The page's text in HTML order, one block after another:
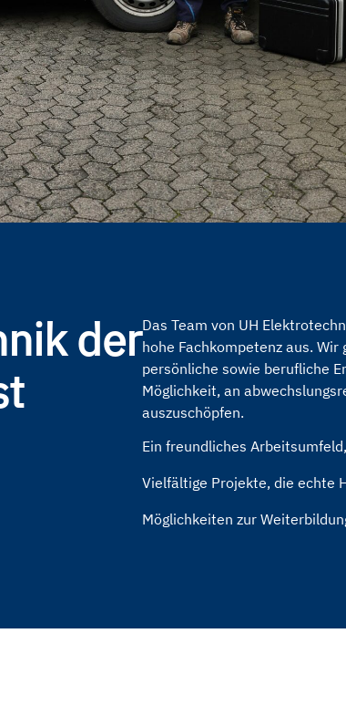
derDas Team von UH
hohe Fachkompetenz aus.
persönliche sowie berufliche
Möglichkeit, an
auszuschöpfen.
Ein freundliches
Vielfältige Projekte, die echte
Möglichkeiten zur